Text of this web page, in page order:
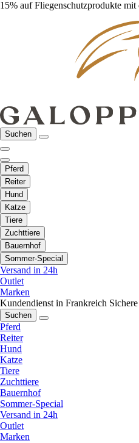
15% auf Fliegenschutzprodukte mit
Suchen
Pferd
Reiter
Hund
Katze
Tiere
Zuchttiere
Bauernhof
Sommer-Special
Versand in 24h
Outlet
Marken
Kundendienst in Frankreich
Suchen
Pferd
Reiter
Hund
Katze
Tiere
Zuchttiere
Bauernhof
Sommer-Special
Versand in 24h
Outlet
Marken